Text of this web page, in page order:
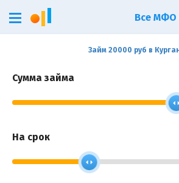
Займ 20000 руб в
Сумма займа
На срок
Все МФО